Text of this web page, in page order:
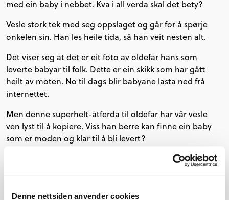
Denne nettsiden anvender cookies
med ein baby i nebbet. Kva i all verda skal det bety?
Vesle stork tek med seg oppslaget og går for å spørje
onkelen sin. Han les heile tida, så han veit nesten alt.
Det viser seg at det er eit foto av oldefar hans som
leverte babyar til folk. Dette er ein skikk som har gått
heilt av moten. No til dags blir babyane lasta ned frå
internettet.
Men denne superhelt-åtferda til oldefar har vår vesle
ven lyst til å kopiere. Viss han berre kan finne ein baby
som er moden og klar til å bli levert?